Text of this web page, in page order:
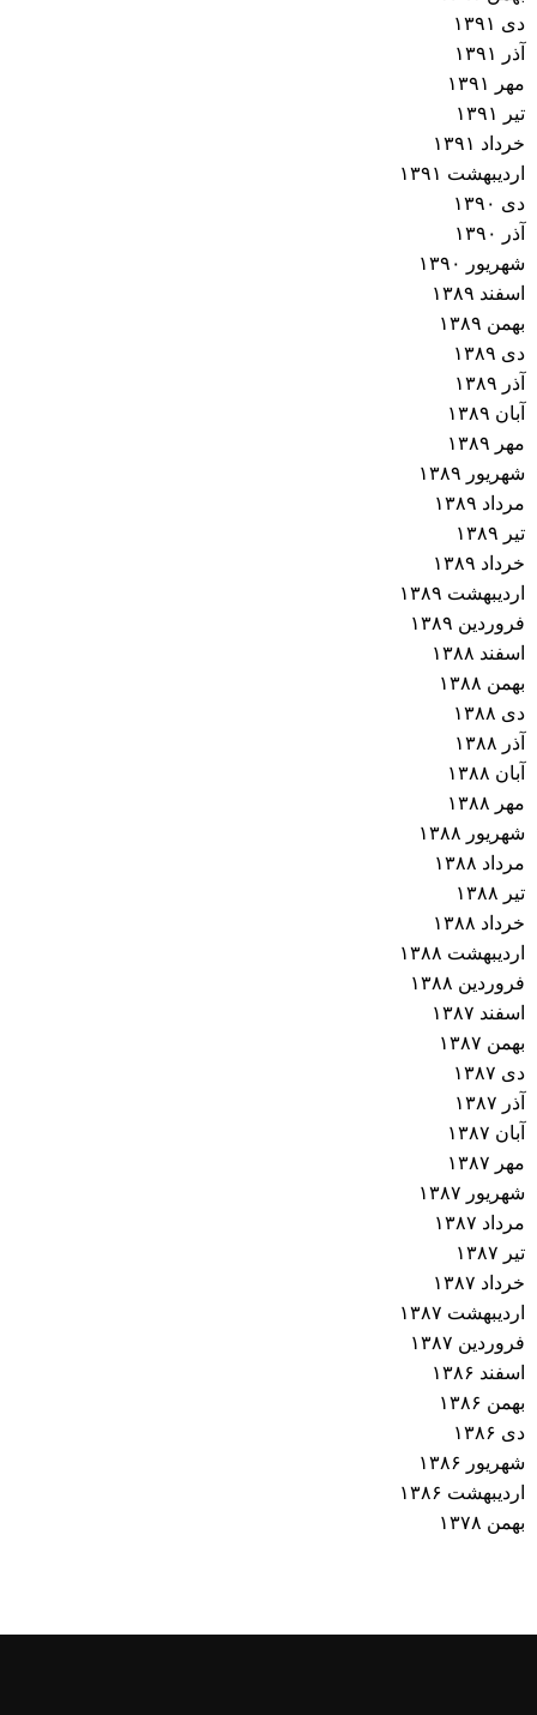
دی ۱۳۹۱
آذر ۱۳۹۱
مهر ۱۳۹۱
تیر ۱۳۹۱
خرداد ۱۳۹۱
اردیبهشت ۱۳۹۱
دی ۱۳۹۰
آذر ۱۳۹۰
شهریور ۱۳۹۰
اسفند ۱۳۸۹
بهمن ۱۳۸۹
دی ۱۳۸۹
آذر ۱۳۸۹
آبان ۱۳۸۹
مهر ۱۳۸۹
شهریور ۱۳۸۹
مرداد ۱۳۸۹
تیر ۱۳۸۹
خرداد ۱۳۸۹
اردیبهشت ۱۳۸۹
فروردین ۱۳۸۹
اسفند ۱۳۸۸
بهمن ۱۳۸۸
دی ۱۳۸۸
آذر ۱۳۸۸
آبان ۱۳۸۸
مهر ۱۳۸۸
شهریور ۱۳۸۸
مرداد ۱۳۸۸
تیر ۱۳۸۸
خرداد ۱۳۸۸
اردیبهشت ۱۳۸۸
فروردین ۱۳۸۸
اسفند ۱۳۸۷
بهمن ۱۳۸۷
دی ۱۳۸۷
آذر ۱۳۸۷
آبان ۱۳۸۷
مهر ۱۳۸۷
شهریور ۱۳۸۷
مرداد ۱۳۸۷
تیر ۱۳۸۷
خرداد ۱۳۸۷
اردیبهشت ۱۳۸۷
فروردین ۱۳۸۷
اسفند ۱۳۸۶
بهمن ۱۳۸۶
دی ۱۳۸۶
شهریور ۱۳۸۶
اردیبهشت ۱۳۸۶
بهمن ۱۳۷۸